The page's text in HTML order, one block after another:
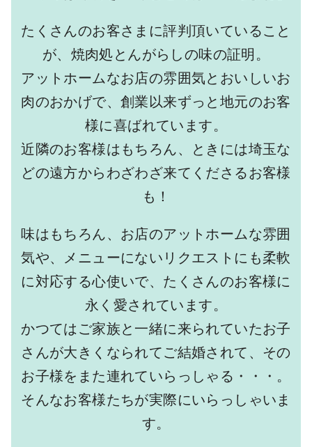
たくさんのお客さまに評判頂いていること
が、焼肉処とんがらしの味の証明。
アットホームなお店の雰囲気とおいしいお
肉のおかげで、創業以来ずっと地元のお客
様に喜ばれています。
近隣のお客様はもちろん、ときには埼玉な
どの遠方からわざわざ来てくださるお客様
も！
味はもちろん、お店のアットホームな雰囲
気や、メニューにないリクエストにも柔軟
に対応する心使いで、たくさんのお客様に
永く愛されています。
かつてはご家族と一緒に来られていたお子
さんが大きくなられてご結婚されて、その
お子様をまた連れていらっしゃる・・・。
そんなお客様たちが実際にいらっしゃいま
す。